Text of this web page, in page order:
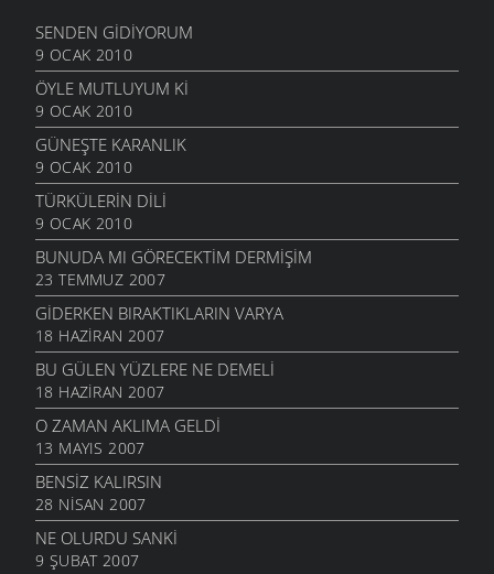
SENDEN GIDIYORUM
9 OCAK 2010
ÖYLE MUTLUYUM KI
9 OCAK 2010
GÜNEŞTE KARANLIK
9 OCAK 2010
TÜRKÜLERIN DILI
9 OCAK 2010
BUNUDA MI GÖRECEKTIM DERMIŞIM
23 TEMMUZ 2007
GIDERKEN BIRAKTIKLARIN VARYA
18 HAZIRAN 2007
BU GÜLEN YÜZLERE NE DEMELI
18 HAZIRAN 2007
O ZAMAN AKLIMA GELDI
13 MAYIS 2007
BENSIZ KALIRSIN
28 NISAN 2007
NE OLURDU SANKI
9 ŞUBAT 2007